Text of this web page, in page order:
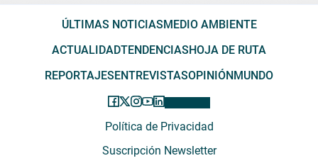
ÚLTIMAS NOTICIAS MEDIO AMBIENTE
ACTUALIDADTENDENCIAS HOJA DE RUTA
REPORTAJES ENTREVISTASOPINIÓN MUNDO
Política de Privacidad
Suscripción Newsletter